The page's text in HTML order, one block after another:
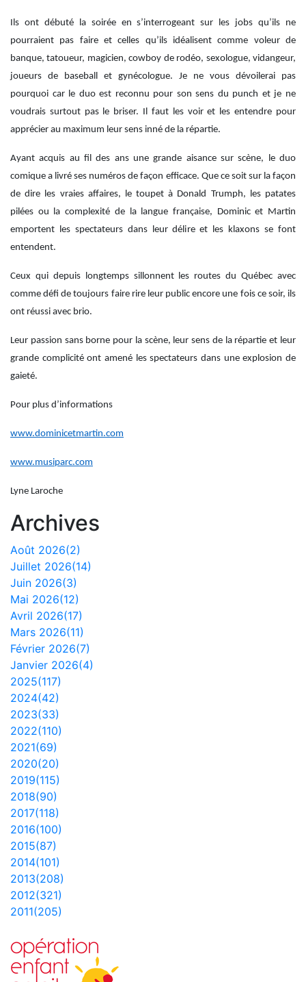
Ils ont débuté la soirée en s’interrogeant sur les jobs qu’ils ne
pourraient pas faire et celles qu’ils idéalisent comme voleur de
banque, tatoueur, magicien, cowboy de rodéo, sexologue, vidangeur,
joueurs de baseball et gynécologue. Je ne vous dévoilerai pas
pourquoi car le duo est reconnu pour son sens du punch et je ne
voudrais surtout pas le briser. Il faut les voir et les entendre pour
apprécier au maximum leur sens inné de la répartie.
Ayant acquis au fil des ans une grande aisance sur scène, le duo
comique a livré ses numéros de façon efficace. Que ce soit sur la façon
de dire les vraies affaires, le toupet à Donald Trumph, les patates
pilées ou la complexité de la langue française, Dominic et Martin
emportent les spectateurs dans leur délire et les klaxons se font
entendent.
Ceux qui depuis longtemps sillonnent les routes du Québec avec
comme défi de toujours faire rire leur public encore une fois ce soir, ils
ont réussi avec brio.
Leur passion sans borne pour la scène, leur sens de la répartie et leur
grande complicité ont amené les spectateurs dans une explosion de
gaieté.
Pour plus d’informations
www.dominicetmartin.com
www.musiparc.com
Lyne Laroche
Archives
Août 2026(2)
Juillet 2026(14)
Juin 2026(3)
Mai 2026(12)
Avril 2026(17)
Mars 2026(11)
Février 2026(7)
Janvier 2026(4)
2025(117)
2024(42)
2023(33)
2022(110)
2021(69)
2020(20)
2019(115)
2018(90)
2017(118)
2016(100)
2015(87)
2014(101)
2013(208)
2012(321)
2011(205)